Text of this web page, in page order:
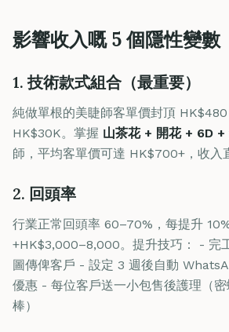
影響收入嘅 5 個隱性變數
1. 技術款式組合（最重要）
純做單根的美睫師客單價封頂
HK$30K。掌握 山茶花 + 開花 + 6D +
師，平均客單價可達 HK$700+，收入
2. 回頭率
行業正常回頭率 60–70%，每提升
+HK$3,000–8,000。提升技巧： - 完
圖傳俾客戶 - 設定 3 週後自動
優惠 - 每位客戶送一小包售後護理（
棒）